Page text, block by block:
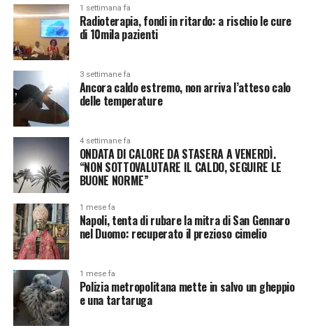
1 settimana fa
Radioterapia, fondi in ritardo: a rischio le cure
di 10mila pazienti
3 settimane fa
Ancora caldo estremo, non arriva l’atteso calo
delle temperature
4 settimane fa
ONDATA DI CALORE DA STASERA A VENERDÌ.
“NON SOTTOVALUTARE IL CALDO, SEGUIRE LE
BUONE NORME”
1 mese fa
Napoli, tenta di rubare la mitra di San Gennaro
nel Duomo: recuperato il prezioso cimelio
1 mese fa
Polizia metropolitana mette in salvo un gheppio
e una tartaruga